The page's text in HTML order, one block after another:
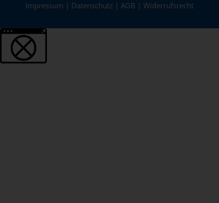
Impressum | Datenschutz | AGB | Widerrufsrecht
Weitere Informationen über den gesperrten Inhalt.